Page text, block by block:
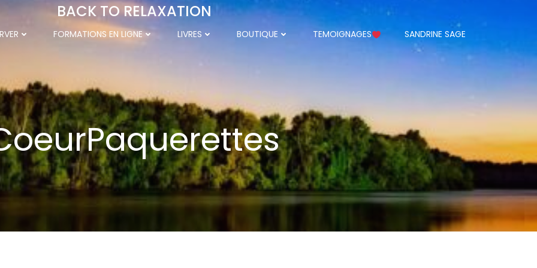
BACK TO RELAXATION
FORMATIONS EN LIGNE LIVRES BOUTIQUE TEMOIGNAGES SANDRINE SAGE